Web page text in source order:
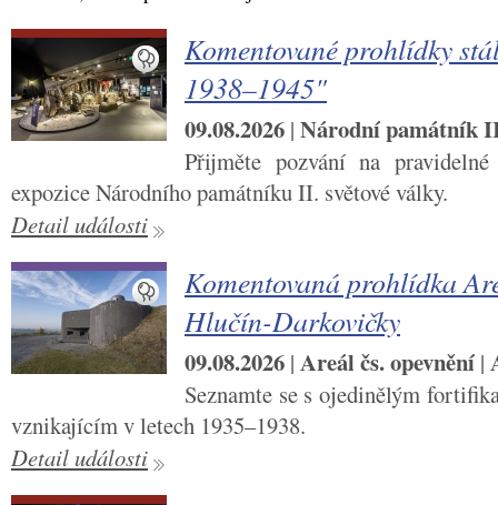
Komentované prohlídky
1938–1945"
09.08.2026 | Národní památník
Přijměte pozvání na
expozice Národního památníku II. světové války.
Detail události
Komentovaná prohlídka
Hlučín-Darkovičky
09.08.2026 | Areál čs. opevnění |
Seznamte se s ojedinělým
vznikajícím v letech 1935–1938.
Detail události